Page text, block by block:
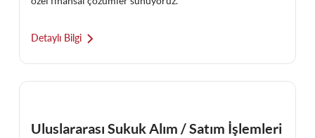
Detaylı Bilgi
Uluslararası Sukuk Alım / Satım İşlemleri